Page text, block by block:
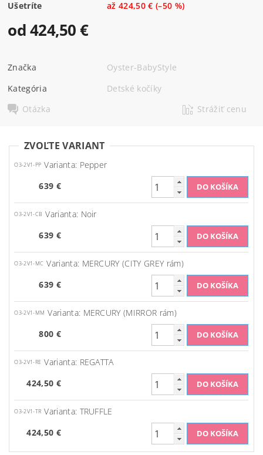
Ušetríte až424,50 € (–50 %)
od 424,50 €
Značka
Oyster-BabyStyle
Kategória
Detské kočíky
Otázka
Strážiť cenu
ZVOĽTE VARIANT
O3-2V1-PP Varianta: Pepper
639 €
O3-2V1-CB Varianta: Noir
639 €
O3-2V1-MC Varianta: MERCURY (CITY GREY rám)
639 €
O3-2V1-MM Varianta: MERCURY (MIRROR rám)
800 €
O3-2V1-RE Varianta: REGATTA
424,50 €
O3-2V1-TR Varianta: TRUFFLE
424,50 €